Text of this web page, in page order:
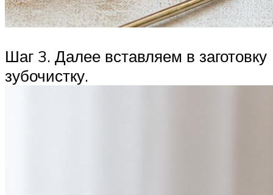
Шаг 3. Далее вставляем в заготовку
зубочистку.